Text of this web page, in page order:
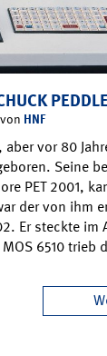
HNF
vor 80
Seine
PET 2001,
der von ihm
Er steckte im
6510 trieb